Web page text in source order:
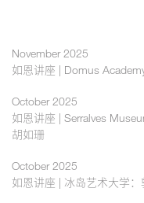
November 2025
如恩讲座 | Domus
October 2025
如恩讲座 | Serralves
胡如珊
October 2025
如恩讲座 | 冰岛艺术大学